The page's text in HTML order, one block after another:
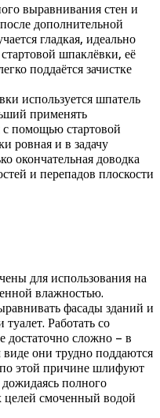
выравнивания стен и
дополнительной
гладкая, идеально
шпаклёвки, её
поддаётся зачистке
используется шпатель
применять
с помощью стартовой
ровная и в задачу
окончательная доводка
и перепадов плоскости
для использования на
влажностью.
фасады зданий и
Работать со
достаточно сложно – в
они трудно поддаются
этой причине шлифуют
полного
смоченный водой